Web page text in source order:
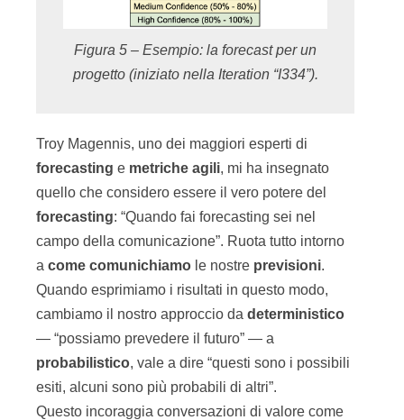
Figura 5 – Esempio: la forecast per un
progetto (iniziato nella Iteration “I334”).
Troy Magennis, uno dei maggiori esperti di
forecasting e metriche agili, mi ha insegnato
quello che considero essere il vero potere del
forecasting: “Quando fai forecasting sei nel
campo della comunicazione”. Ruota tutto intorno
a come comunichiamo le nostre previsioni.
Quando esprimiamo i risultati in questo modo,
cambiamo il nostro approccio da deterministico
— “possiamo prevedere il futuro” — a
probabilistico, vale a dire “questi sono i possibili
esiti, alcuni sono più probabili di altri”.
Questo incoraggia conversazioni di valore come